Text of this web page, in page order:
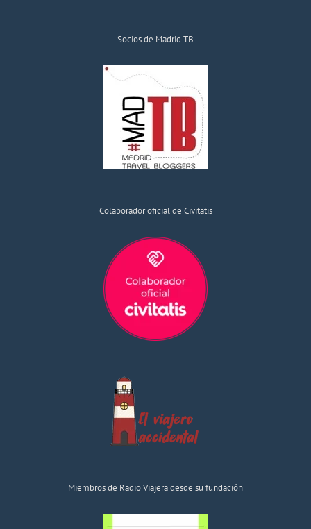
Socios de Madrid TB
Colaborador oficial de Civitatis
Miembros de Radio Viajera desde su fundación